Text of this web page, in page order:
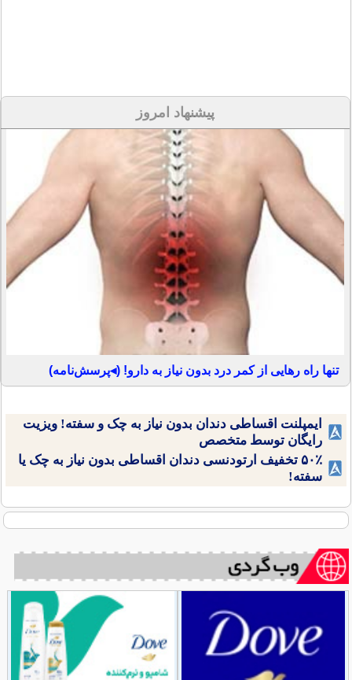
پیشنهاد امروز
تنها راه رهایی از کمر درد بدون نیاز به دارو! (◂پرسش‌نامه)
ایمپلنت اقساطی دندان بدون نیاز به چک و سفته! ویزیت
رایگان توسط متخصص
۵۰٪ تخفیف ارتودنسی دندان اقساطی بدون نیاز به چک یا
سفته!